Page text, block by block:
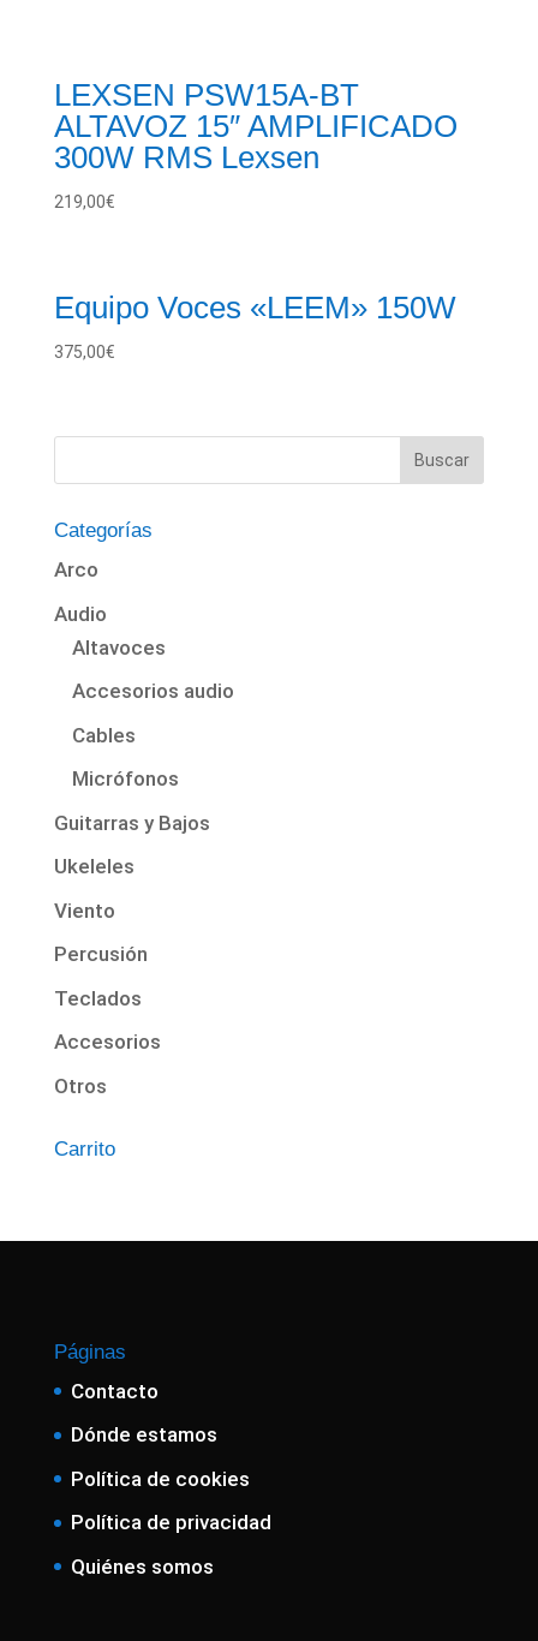
LEXSEN PSW15A-BT
ALTAVOZ 15″ AMPLIFICADO
300W RMS Lexsen
219,00€
Equipo Voces «LEEM» 150W
375,00€
Categorías
Arco
Audio
Altavoces
Accesorios audio
Cables
Micrófonos
Guitarras y Bajos
Ukeleles
Viento
Percusión
Teclados
Accesorios
Otros
Carrito
Páginas
Contacto
Dónde estamos
Política de cookies
Política de privacidad
Quiénes somos